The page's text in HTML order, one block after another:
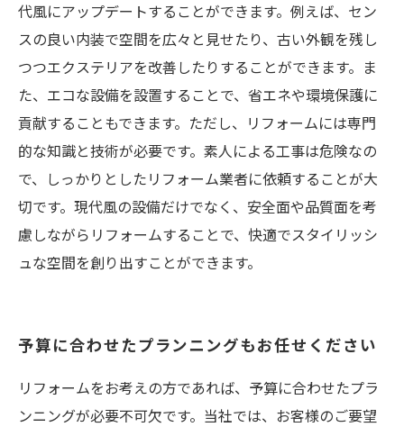
代風にアップデートすることができます。例えば、セン
スの良い内装で空間を広々と見せたり、古い外観を残し
つつエクステリアを改善したりすることができます。ま
た、エコな設備を設置することで、省エネや環境保護に
貢献することもできます。ただし、リフォームには専門
的な知識と技術が必要です。素人による工事は危険なの
で、しっかりとしたリフォーム業者に依頼することが大
切です。現代風の設備だけでなく、安全面や品質面を考
慮しながらリフォームすることで、快適でスタイリッシ
ュな空間を創り出すことができます。
予算に合わせたプランニングもお任せください
リフォームをお考えの方であれば、予算に合わせたプラ
ンニングが必要不可欠です。当社では、お客様のご要望